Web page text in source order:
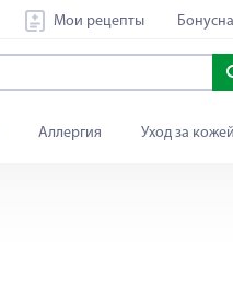
Мои рецепты
Аллергия Уход за кожей